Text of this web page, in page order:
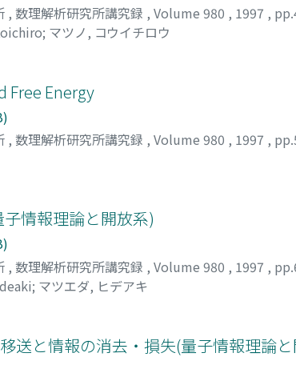
, 数理解析研究所講究録 , Volume 980 , 1997 ,
; マツノ, コウイチロウ
Free Energy
, 数理解析研究所講究録 , Volume 980 , 1997 ,
情報理論と開放系)
, 数理解析研究所講究録 , Volume 980 , 1997 ,
; マツエダ, ヒデアキ
送と情報の消去・損失(量子情報理論